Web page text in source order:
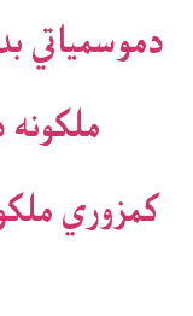
دموسمياتي
کمزوري